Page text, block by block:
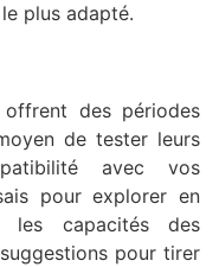
plus adapté.
des périodes
de tester leurs
avec vos
pour explorer en
les capacités des
pour tirer